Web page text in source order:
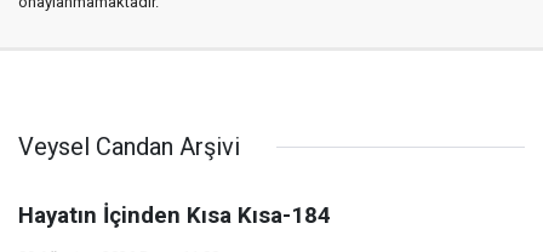
Veysel Candan Arşivi
Hayatın İçinden Kısa Kısa-184